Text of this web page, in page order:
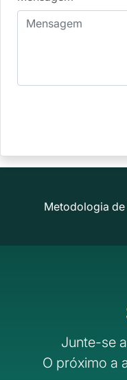
Metodologia de
Junte-se
O próximo a